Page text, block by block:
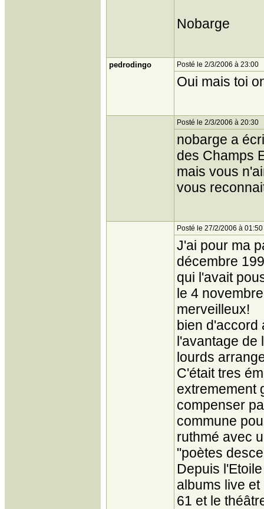
Nobarge
pedrodingo Posté le 2/3/2006 à 23:00
Oui mais toi
Posté le 2/3/2006 à 20:30
nobarge a
des Champs
mais vous
vous
Posté le 27/2/2006 à 01:50
J'ai pour ma
décembre
qui l'avait
le 4
merveilleux!
bien d'accord
l'avantage de
lourds
C'était tres
extremement
compenser
commune
ruthmé avec
"poètes
Depuis
albums live
61 et le